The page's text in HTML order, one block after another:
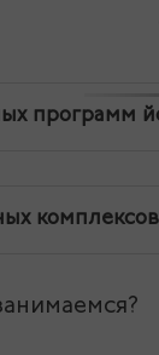
программ